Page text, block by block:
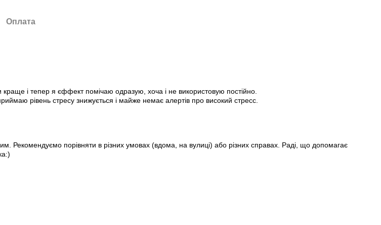
Оплата
і тепер я єффект помічаю одразую, хоча і не використовую постійно.
рівень стресу знижується і майже немає алертів про високий стресс.
Рекомендуємо порівняти в різних умовах (вдома, на вулиці) або різних справах. Раді, що допомагає